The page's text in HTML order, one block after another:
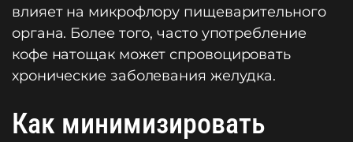
влияет на микрофлору пищеварительного
органа. Более того, часто употребление
кофе натощак может спровоцировать
хронические заболевания желудка.
Как минимизировать